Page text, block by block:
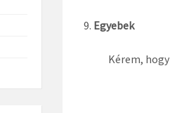
Egyebek
Kérem,